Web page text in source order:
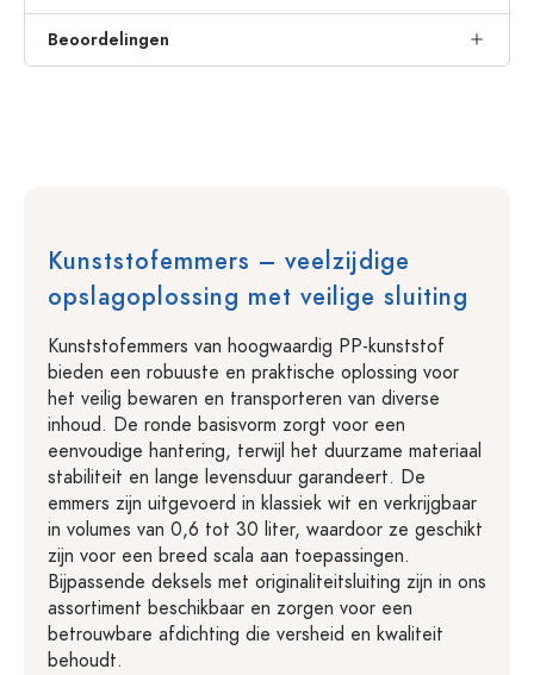
Beoordelingen
Kunststofemmers – veelzijdige
opslagoplossing met veilige sluiting
Kunststofemmers van hoogwaardig PP-kunststof
bieden een robuuste en praktische oplossing voor
het veilig bewaren en transporteren van diverse
inhoud. De ronde basisvorm zorgt voor een
eenvoudige hantering, terwijl het duurzame materiaal
stabiliteit en lange levensduur garandeert. De
emmers zijn uitgevoerd in klassiek wit en verkrijgbaar
in volumes van 0,6 tot 30 liter, waardoor ze geschikt
zijn voor een breed scala aan toepassingen.
Bijpassende deksels met originaliteitsluiting zijn in ons
assortiment beschikbaar en zorgen voor een
betrouwbare afdichting die versheid en kwaliteit
behoudt.